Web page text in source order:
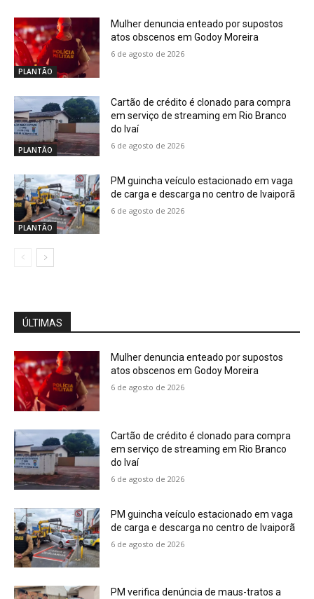
PLANTÃO
Mulher denuncia enteado por supostos
atos obscenos em Godoy Moreira
6 de agosto de 2026
PLANTÃO
Cartão de crédito é clonado para compra
em serviço de streaming em Rio Branco
do Ivaí
6 de agosto de 2026
PLANTÃO
PM guincha veículo estacionado em vaga
de carga e descarga no centro de Ivaiporã
6 de agosto de 2026
ÚLTIMAS
Mulher denuncia enteado por supostos
atos obscenos em Godoy Moreira
6 de agosto de 2026
Cartão de crédito é clonado para compra
em serviço de streaming em Rio Branco
do Ivaí
6 de agosto de 2026
PM guincha veículo estacionado em vaga
de carga e descarga no centro de Ivaiporã
6 de agosto de 2026
PM verifica denúncia de maus-tratos a